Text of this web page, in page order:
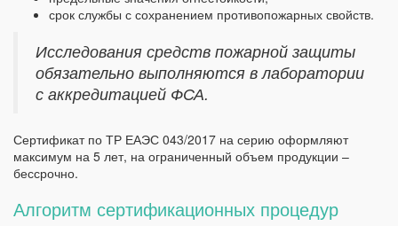
срок службы с сохранением противопожарных свойств.
Исследования средств пожарной защиты
обязательно выполняются в лаборатории
с аккредитацией ФСА.
Сертификат по ТР ЕАЭС 043/2017 на серию оформляют
максимум на 5 лет, на ограниченный объем продукции –
бессрочно.
Алгоритм сертификационных процедур